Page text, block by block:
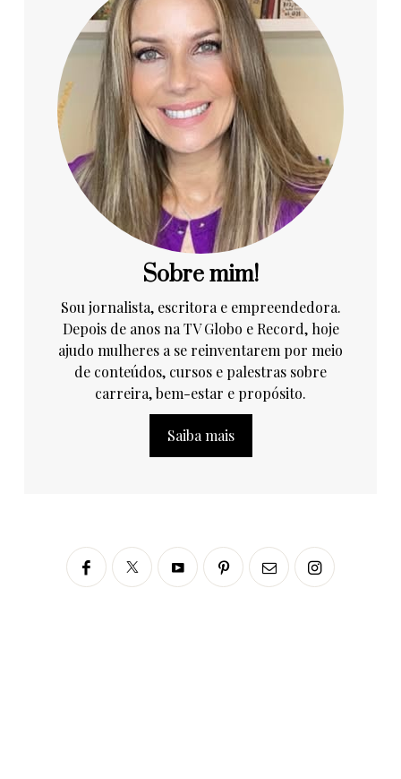
Sobre mim!
Sou jornalista, escritora e empreendedora.
Depois de anos na TV Globo e Record, hoje
ajudo mulheres a se reinventarem por meio
de conteúdos, cursos e palestras sobre
carreira, bem-estar e propósito.
Saiba mais